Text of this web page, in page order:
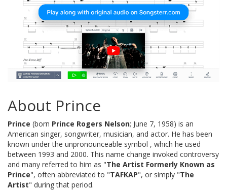
About Prince
Prince (born Prince Rogers Nelson; June 7, 1958) is an
American singer, songwriter, musician, and actor. He has been
known under the unpronounceable symbol , which he used
between 1993 and 2000. This name change invoked controversy
and many referred to him as "The Artist Formerly Known as
Prince", often abbreviated to "TAFKAP", or simply "The
Artist" during that period.